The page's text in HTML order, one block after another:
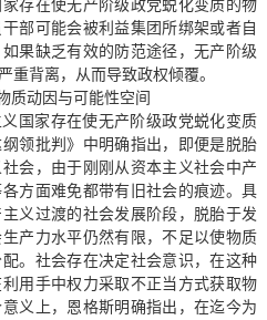
存在使无产阶级政党蜕化变质的物
部可能会被利益集团所绑架或者自
果缺乏有效的防范途径，无产阶级
重背离，从而导致政权倾覆。
质动因与可能性空间
国家存在使无产阶级政党蜕化变质
领批判》中明确指出，即便是脱胎
会，由于刚刚从资本主义社会中产
方面难免都带有旧社会的痕迹。具
义过渡的社会发展阶段，脱胎于发
产力水平仍然有限，不足以使物质
。社会存在决定社会意识，在这种
用手中权力采取不正当方式获取物
义上，恩格斯明确指出，在迄今为